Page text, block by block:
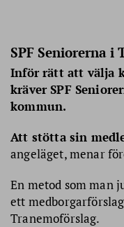
SPF Seniorerna
Inför rätt att välja
kräver SPF
kommun.
Att stötta sin
angeläget, menar
En metod som man
ett
Tranemoförslag.